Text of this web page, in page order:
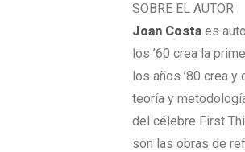
SOBRE EL AUTOR
Joan Costa es
los ’60 crea la
los años ’80 crea
teoría y
del célebre First
son las obras de